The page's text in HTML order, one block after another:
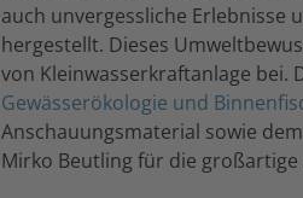
auch unvergessliche Erlebnisse
hergestellt. Dieses
von Kleinwasserkraftanlage bei.
Gewässerökologie und
Anschauungsmaterial sowie
Mirko Beutling für die